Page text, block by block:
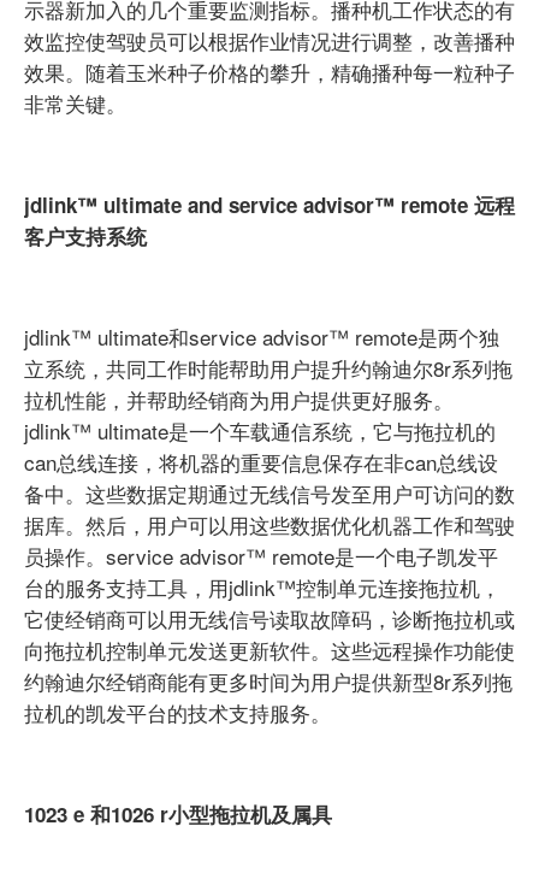
示器新加入的几个重要监测指标。播种机工作状态的有
效监控使驾驶员可以根据作业情况进行调整，改善播种
效果。随着玉米种子价格的攀升，精确播种每一粒种子
非常关键。
jdlink™ ultimate and service advisor™ remote 远程
客户支持系统
jdlink™ ultimate和service advisor™ remote是两个独
立系统，共同工作时能帮助用户提升约翰迪尔8r系列拖
拉机性能，并帮助经销商为用户提供更好服务。
jdlink™ ultimate是一个车载通信系统，它与拖拉机的
can总线连接，将机器的重要信息保存在非can总线设
备中。这些数据定期通过无线信号发至用户可访问的数
据库。然后，用户可以用这些数据优化机器工作和驾驶
员操作。service advisor™ remote是一个电子凯发平
台的服务支持工具，用jdlink™控制单元连接拖拉机，
它使经销商可以用无线信号读取故障码，诊断拖拉机或
向拖拉机控制单元发送更新软件。这些远程操作功能使
约翰迪尔经销商能有更多时间为用户提供新型8r系列拖
拉机的凯发平台的技术支持服务。
1023 e 和1026 r小型拖拉机及属具